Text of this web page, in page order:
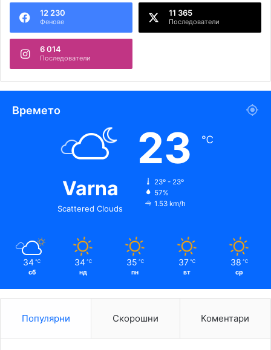
12 230
Фенове
11 365
Последователи
6 014
Последователи
Времето
Varna
Scattered Clouds
23 ℃
23º - 23º
57%
1.53 km/h
34 ℃
сб
34 ℃
нд
35 ℃
пн
37 ℃
вт
38 ℃
ср
Популярни Скорошни Коментари